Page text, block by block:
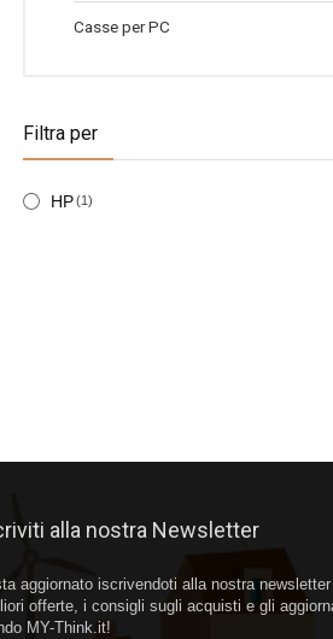
Casse per PC
Filtra per
HP(1)
alla nostra Newsletter
aggiornato iscrivendoti alla nostra
offerte, i consigli sugli acquisti e gli
MY-Think.it!